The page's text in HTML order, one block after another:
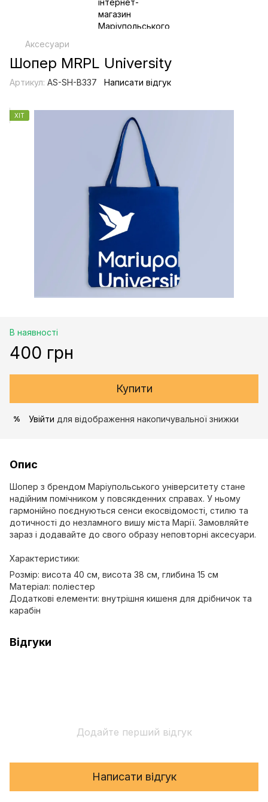
Аксесуари
Шопер MRPL University
Артикул: AS-SH-B337 Написати відгук
ХІТ
В наявності
400 грн
Купити
% Увійти для відображення накопичувальної знижки
Опис
Шопер з брендом Маріупольського університету стане
надійним помічником у повсякденних справах. У ньому
гармонійно поєднуються сенси екосвідомості, стилю та
дотичності до незламного вишу міста Марії. Замовляйте
зараз і додавайте до свого образу неповторні аксесуари.
Характеристики:
Розмір: висота 40 см, висота 38 см, глибина 15 см
Матеріал: поліестер
Додаткові елементи: внутрішня кишеня для дрібничок та
карабін
Відгуки
Додайте перший відгук
Написати відгук